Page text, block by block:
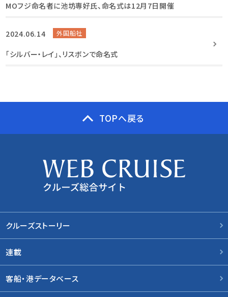
MOフジ命名者に池坊専好氏、命名式は12月7日開催
2024.06.14 外国船社
「シルバー・レイ」、リスボンで命名式
TOPへ戻る
クルーズストーリー
連載
客船・港データベース